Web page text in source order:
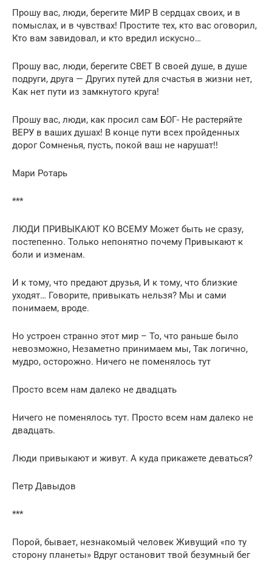
Прошу вас, люди, берегите МИР В сердцах своих, и в
помыслах, и в чувствах! Простите тех, кто вас оговорил,
Кто вам завидовал, и кто вредил искусно…
Прошу вас, люди, берегите СВЕТ В своей душе, в душе
подруги, друга — Других путей для счастья в жизни нет,
Как нет пути из замкнутого круга!
Прошу вас, люди, как просил сам БОГ- Не растеряйте
ВЕРУ в ваших душах! В конце пути всех пройденных
дорог Сомненья, пусть, покой ваш не нарушат!!
Мари Ротарь
***
ЛЮДИ ПРИВЫКАЮТ КО ВСЕМУ Может быть не сразу,
постепенно. Только непонятно почему Привыкают к
боли и изменам.
И к тому, что предают друзья, И к тому, что близкие
уходят… Говорите, привыкать нельзя? Мы и сами
понимаем, вроде.
Но устроен странно этот мир – То, что раньше было
невозможно, Незаметно принимаем мы, Так логично,
мудро, осторожно. Ничего не поменялось тут
Просто всем нам далеко не двадцать
Ничего не поменялось тут. Просто всем нам далеко не
двадцать.
Люди привыкают и живут. А куда прикажете деваться?
Петр Давыдов
***
Порой, бывает, незнакомый человек Живущий «по ту
сторону планеты» Вдруг остановит твой безумный бег